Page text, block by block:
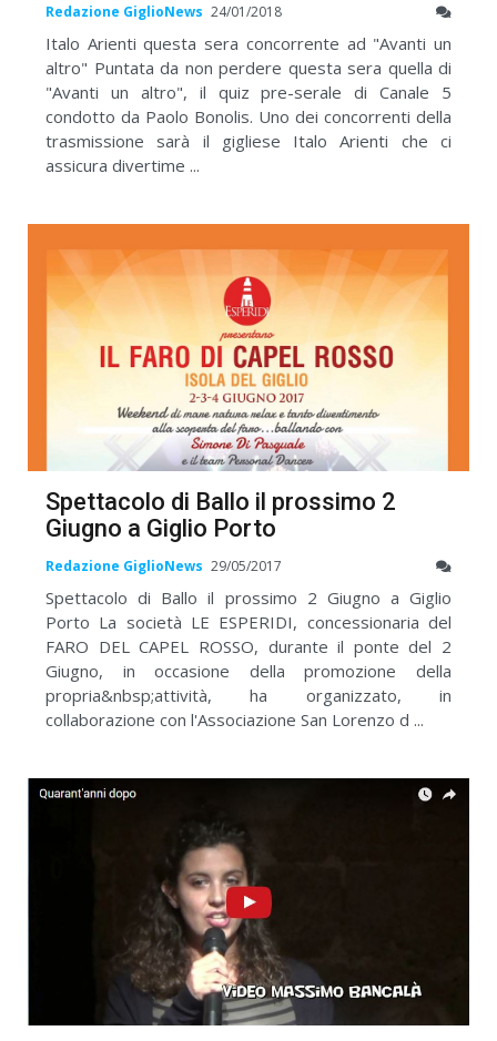
Redazione GiglioNews 24/01/2018
Italo Arienti questa sera concorrente ad "Avanti un
altro" Puntata da non perdere questa sera quella di
"Avanti un altro", il quiz pre-serale di Canale 5
condotto da Paolo Bonolis. Uno dei concorrenti della
trasmissione sarà il gigliese Italo Arienti che ci
assicura divertime ...
Spettacolo di Ballo il prossimo 2
Giugno a Giglio Porto
Redazione GiglioNews 29/05/2017
Spettacolo di Ballo il prossimo 2 Giugno a Giglio
Porto La società LE ESPERIDI, concessionaria del
FARO DEL CAPEL ROSSO, durante il ponte del 2
Giugno, in occasione della promozione della
propria&nbsp;attività, ha organizzato, in
collaborazione con l'Associazione San Lorenzo d ...